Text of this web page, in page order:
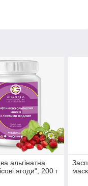
альгінатна
ягоди", 200 г